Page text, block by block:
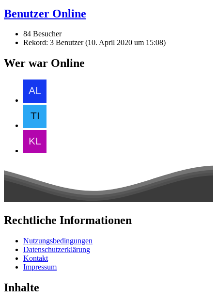
Benutzer Online
84 Besucher
Rekord: 3 Benutzer (10. April 2020 um 15:08)
Wer war Online
Rechtliche Informationen
Nutzungsbedingungen
Datenschutzerklärung
Kontakt
Impressum
Inhalte